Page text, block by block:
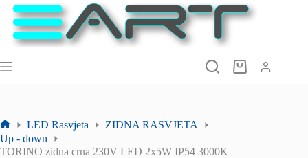
Preskoči
sadržaj
Košarica
Početna
stranica
LED Rasvjeta
ZIDNA RASVJETA
Up - down
TORINO zidna crna 230V LED 2x5W IP54 3000K